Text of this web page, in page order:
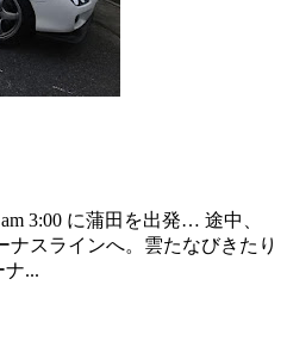
3:00 に蒲田を出発… 途中、
スラインへ。雲たなびきたり
...